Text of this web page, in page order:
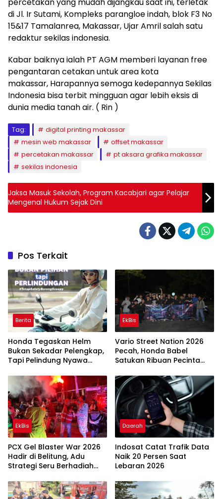
di Jl. Ir Sutami, Kompleks parangloe indah, blok F3 No
15&17 Tamalanrea, Makassar, Ujar Amril salah satu
redaktur sekilas indonesia.
Kabar baiknya ialah PT AGM memberi layanan free
pengantaran cetakan untuk area kota
makassar, Harapannya semoga kedepannya Sekilas
Indonesia bisa terbit mingguan agar lebih eksis di
dunia media tanah air. ( Rin )
Tag:
digital printing makassar
mesin web makassar
offset makassar
percetakan makassar
pt aksara grafika makassar
sekilas indonesia
Jaksa Masuk Sekolah, Program Kacabjari agar Pelajar
Mengenal Hukum Sejak Dini
Pos Terkait
Berita
Honda Tegaskan Helm
Bukan Sekadar Pelengkap,
Tapi Pelindung Nyawa
Berkendara
EkBis
Vario Street Nation 2026
Pecah, Honda Babel
Satukan Ribuan Pecinta
Aman
EkBis
PCX Gel Blaster War 2026
Hadir di Belitung, Adu
Strategi Seru Berhadiah
Daerah
Indosat Catat Trafik Data
Naik 20 Persen Saat
Lebaran 2026